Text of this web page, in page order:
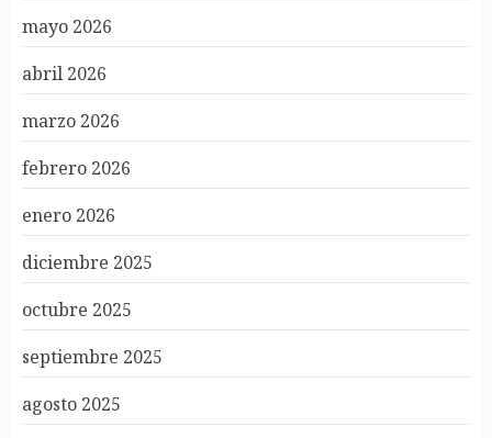
mayo 2026
abril 2026
marzo 2026
febrero 2026
enero 2026
diciembre 2025
octubre 2025
septiembre 2025
agosto 2025